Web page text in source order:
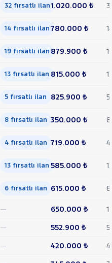
32 fırsatlı ilan1.020.000 ₺
14 fırsatlı ilan780.000 ₺
19 fırsatlı ilan 879.900 ₺
13 fırsatlı ilan 815.000 ₺
5 fırsatlı ilan 825.900 ₺ 5
8 fırsatlı ilan 350.000 ₺ 8
4 fırsatlı ilan 719.000 ₺ 4
13 fırsatlı ilan 585.000 ₺
6 fırsatlı ilan 615.000 ₺ 8
— 650.000 ₺
1
— 552.900 ₺
5
— 420.000 ₺
4